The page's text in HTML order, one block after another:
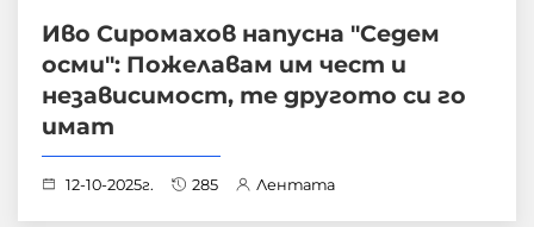
Иво Сиромахов напусна "Седем
осми": Пожелавам им чест и
независимост, те другото си го
имат
12-10-2025г. 285 Лентата